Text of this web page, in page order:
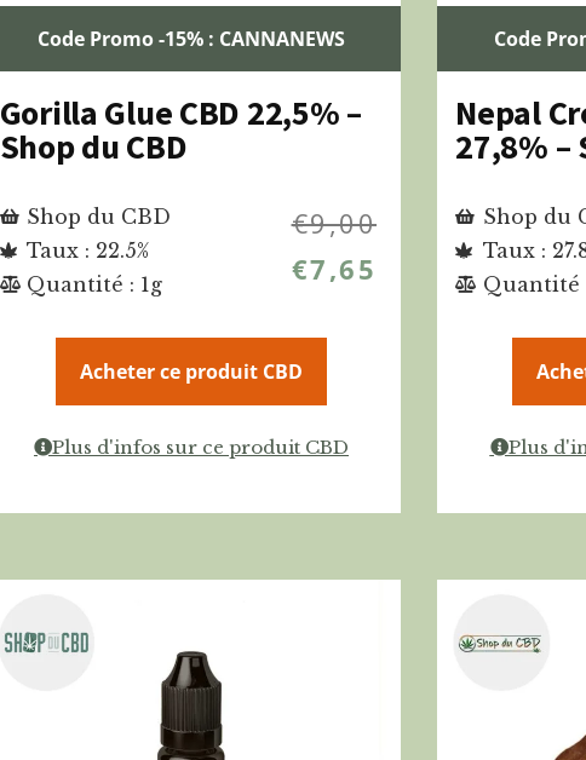
Code Promo -15% : CANNANEWS
Gorilla Glue CBD 22,5% –
Shop du CBD
Shop du CBD
Taux : 22.5%
Quantité : 1g
€9,00
€7,65
Acheter ce produit CBD
Plus d'infos sur ce produit CBD
Code
Nepal
27,8% –
Shop du
Taux :
Quantité
Plus